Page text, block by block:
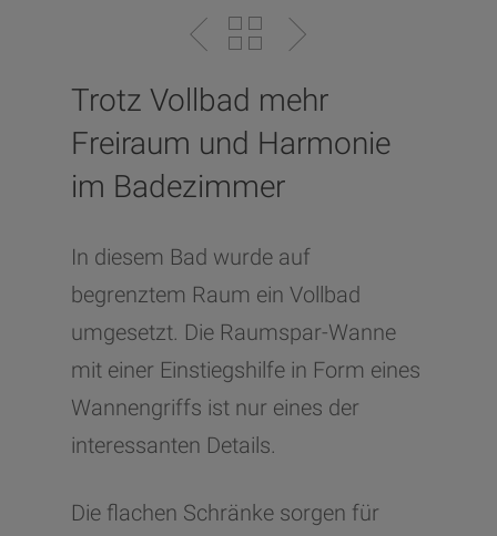
Trotz Vollbad mehr
Freiraum und Harmonie
im Badezimmer
In diesem Bad wurde auf
begrenztem Raum ein Vollbad
umgesetzt. Die Raumspar-Wanne
mit einer Einstiegshilfe in Form eines
Wannengriffs ist nur eines der
interessanten Details.
Die flachen Schränke sorgen für